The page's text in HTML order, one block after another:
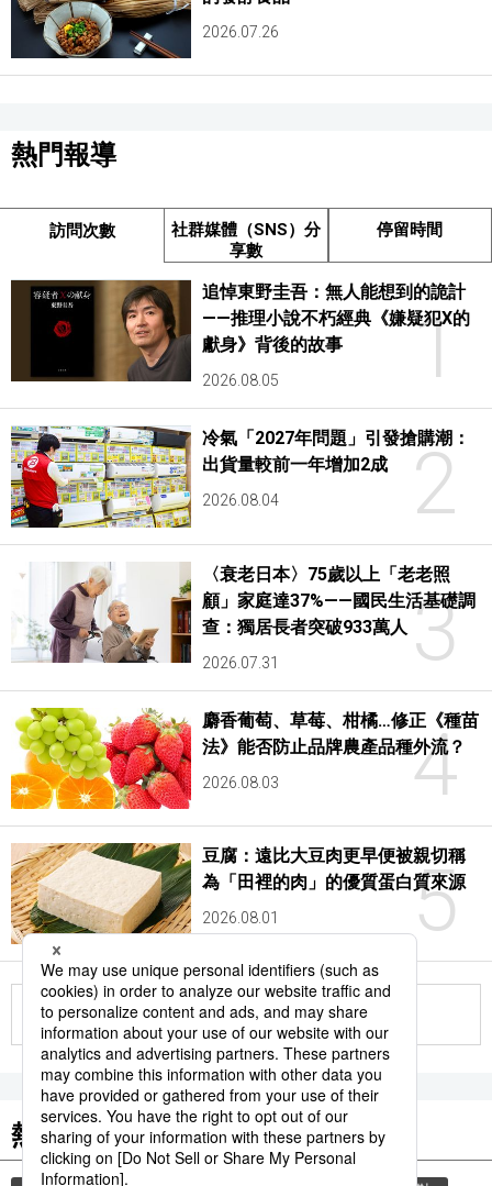
2026.07.26
熱門報導
訪問次數
社群媒體（SNS）分
享數
停留時間
1
追悼東野圭吾：無人能想到的詭計
——推理小說不朽經典《嫌疑犯X的
獻身》背後的故事
2026.08.05
2
冷氣「2027年問題」引發搶購潮：
出貨量較前一年增加2成
2026.08.04
3
〈衰老日本〉75歲以上「老老照
顧」家庭達37%——國民生活基礎調
查：獨居長者突破933萬人
2026.07.31
4
麝香葡萄、草莓、柑橘…修正《種苗
法》能否防止品牌農產品種外流？
2026.08.03
5
豆腐：遠比大豆肉更早便被親切稱
為「田裡的肉」的優質蛋白質來源
2026.08.01
更多
熱門關鍵詞